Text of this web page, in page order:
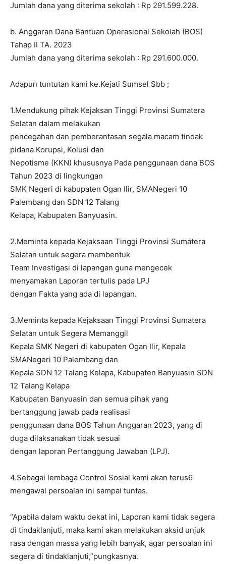
Jumlah dana yang diterima sekolah : Rp 291.599.228.
b. Anggaran Dana Bantuan Operasional Sekolah (BOS)
Tahap II TA. 2023
Jumlah dana yang diterima sekolah : Rp 291.600.000.
Adapun tuntutan kami ke.Kejati Sumsel Sbb ;
1.Mendukung pihak Kejaksan Tinggi Provinsi Sumatera
Selatan dalam melakukan
pencegahan dan pemberantasan segala macam tindak
pidana Korupsi, Kolusi dan
Nepotisme (KKN) khususnya Pada penggunaan dana BOS
Tahun 2023 di lingkungan
SMK Negeri di kabupaten Ogan Ilir, SMANegeri 10
Palembang dan SDN 12 Talang
Kelapa, Kabupaten Banyuasin.
2.Meminta kepada Kejaksaan Tinggi Provinsi Sumatera
Selatan untuk segera membentuk
Team Investigasi di lapangan guna mengecek
menyamakan Laporan tertulis pada LPJ
dengan Fakta yang ada di lapangan.
3.Meminta kepada Kejaksaan Tinggi Provinsi Sumatera
Selatan untuk Segera Memanggil
Kepala SMK Negeri di kabupaten Ogan Ilir, Kepala
SMANegeri 10 Palembang dan
Kepala SDN 12 Talang Kelapa, Kabupaten Banyuasin SDN
12 Talang Kelapa
Kabupaten Banyuasin dan semua pihak yang
bertanggung jawab pada realisasi
penggunaan dana BOS Tahun Anggaran 2023, yang di
duga dilaksanakan tidak sesuai
dengan laporan Pertanggung Jawaban (LPJ).
4.Sebagai lembaga Control Sosial kami akan terus6
mengawal persoalan ini sampai tuntas.
“Apabila dalam waktu dekat ini, Laporan kami tidak segera
di tindaklanjuti, maka kami akan melakukan aksid unjuk
rasa dengan massa yang lebih banyak, agar persoalan ini
segera di tindaklanjuti,”pungkasnya.